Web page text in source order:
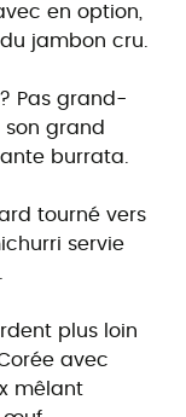
en option,
jambon cru.
Pas grand-
grand
burrata.
tourné vers
servie
plus loin
avec
mêlant